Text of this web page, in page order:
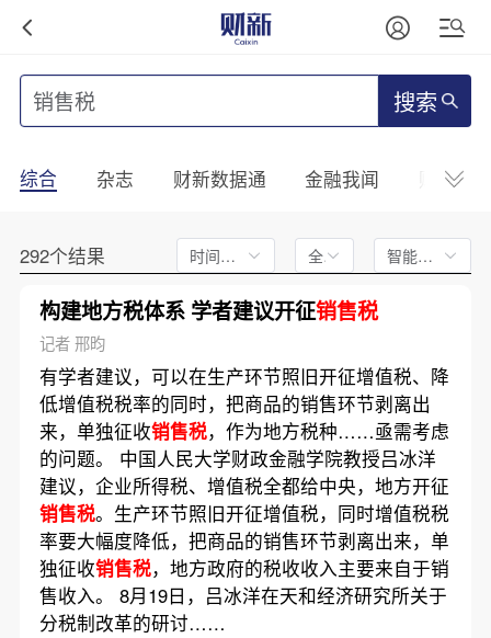
搜索
综合 杂志 财新数据通 金融我闻 财新
292个结果 时间不限 全文 智能排序
构建地方税体系 学者建议开征销售税
记者 邢昀
有学者建议，可以在生产环节照旧开征增值税、降
低增值税税率的同时，把商品的销售环节剥离出
来，单独征收销售税，作为地方税种……亟需考虑
的问题。 中国人民大学财政金融学院教授吕冰洋
建议，企业所得税、增值税全都给中央，地方开征
销售税。生产环节照旧开征增值税，同时增值税税
率要大幅度降低，把商品的销售环节剥离出来，单
独征收销售税，地方政府的税收收入主要来自于销
售收入。 8月19日，吕冰洋在天和经济研究所关于
分税制改革的研讨……